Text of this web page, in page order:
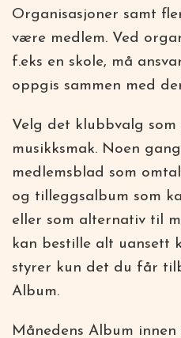
Organisasjoner samt
være medlem. Ved
f.eks en skole, må
oppgis sammen med
Velg det klubbvalg
musikksmak. Noen
medlemsblad som
og tilleggsalbum som
eller som alternativ til
kan bestille alt uansett
styrer kun det du får
Album.
Månedens Album